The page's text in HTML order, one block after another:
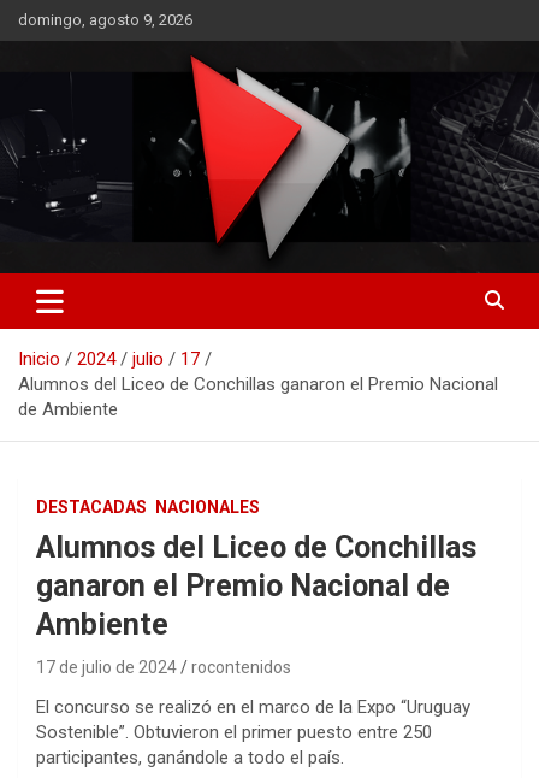
Saltar
al
domingo, agosto 9, 2026
RO CONTENIDOS
Inicio 2024 julio
17
Alumnos del Liceo de Conchillas ganaron el Premio Nacional
de Ambiente
DESTACADAS NACIONALES
Alumnos del Liceo de Conchillas
ganaron el Premio Nacional de
Ambiente
17 de julio de 2024 rocontenidos
El concurso se realizó en el marco de la Expo “Uruguay
Sostenible”. Obtuvieron el primer puesto entre 250
participantes, ganándole a todo el país.